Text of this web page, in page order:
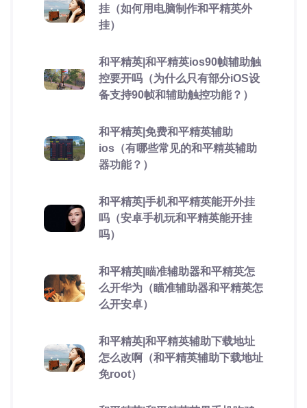
挂（如何用电脑制作和平精英外
挂）
和平精英|和平精英ios90帧辅助触
控要开吗（为什么只有部分iOS设
备支持90帧和辅助触控功能？）
和平精英|免费和平精英辅助
ios（有哪些常见的和平精英辅助
器功能？）
和平精英|手机和平精英能开外挂
吗（安卓手机玩和平精英能开挂
吗）
和平精英|瞄准辅助器和平精英怎
么开华为（瞄准辅助器和平精英怎
么开安卓）
和平精英|和平精英辅助下载地址
怎么改啊（和平精英辅助下载地址
免root）